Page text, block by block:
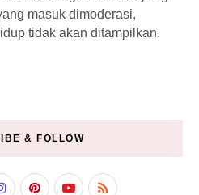
masuk dimoderasi,
tidak akan ditampilkan.
& FOLLOW